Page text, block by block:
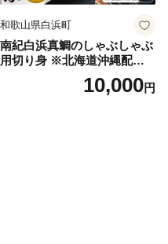
和歌山県白浜町
南紀白浜真鯛のしゃぶしゃぶ
用切り身 ※北海道沖縄配送
10,000円